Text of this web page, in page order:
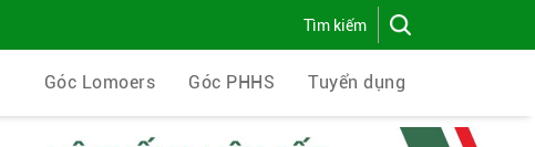
Góc Lomoers Góc PHHS Tuyển dụng